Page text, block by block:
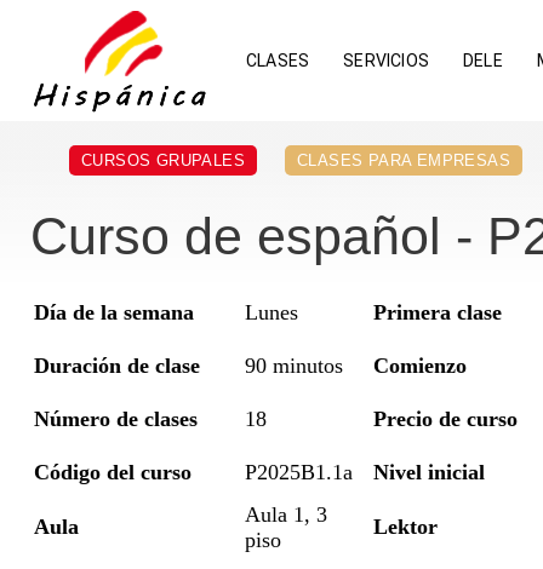
CLASES SERVICIOS DELE
CURSOS GRUPALES CLASES PARA EMPRESAS
Curso de español -
Día de la semana Lunes Primera clase
Duración de clase 90 minutos Comienzo
Número de clases 18 Precio de curso
Código del curso P2025B1.1a Nivel inicial
Aula
Aula 1, 3
piso
Lektor